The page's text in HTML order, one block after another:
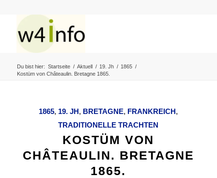
Du bist hier: Startseite / Aktuell / 19. Jh / 1865 /
Kostüm von Châteaulin. Bretagne 1865.
1865, 19. JH, BRETAGNE, FRANKREICH,
TRADITIONELLE TRACHTEN
KOSTÜM VON
CHÂTEAULIN. BRETAGNE
1865.